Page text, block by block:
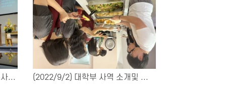
... (2022/9/2) 대학부 사역 소개및 ...